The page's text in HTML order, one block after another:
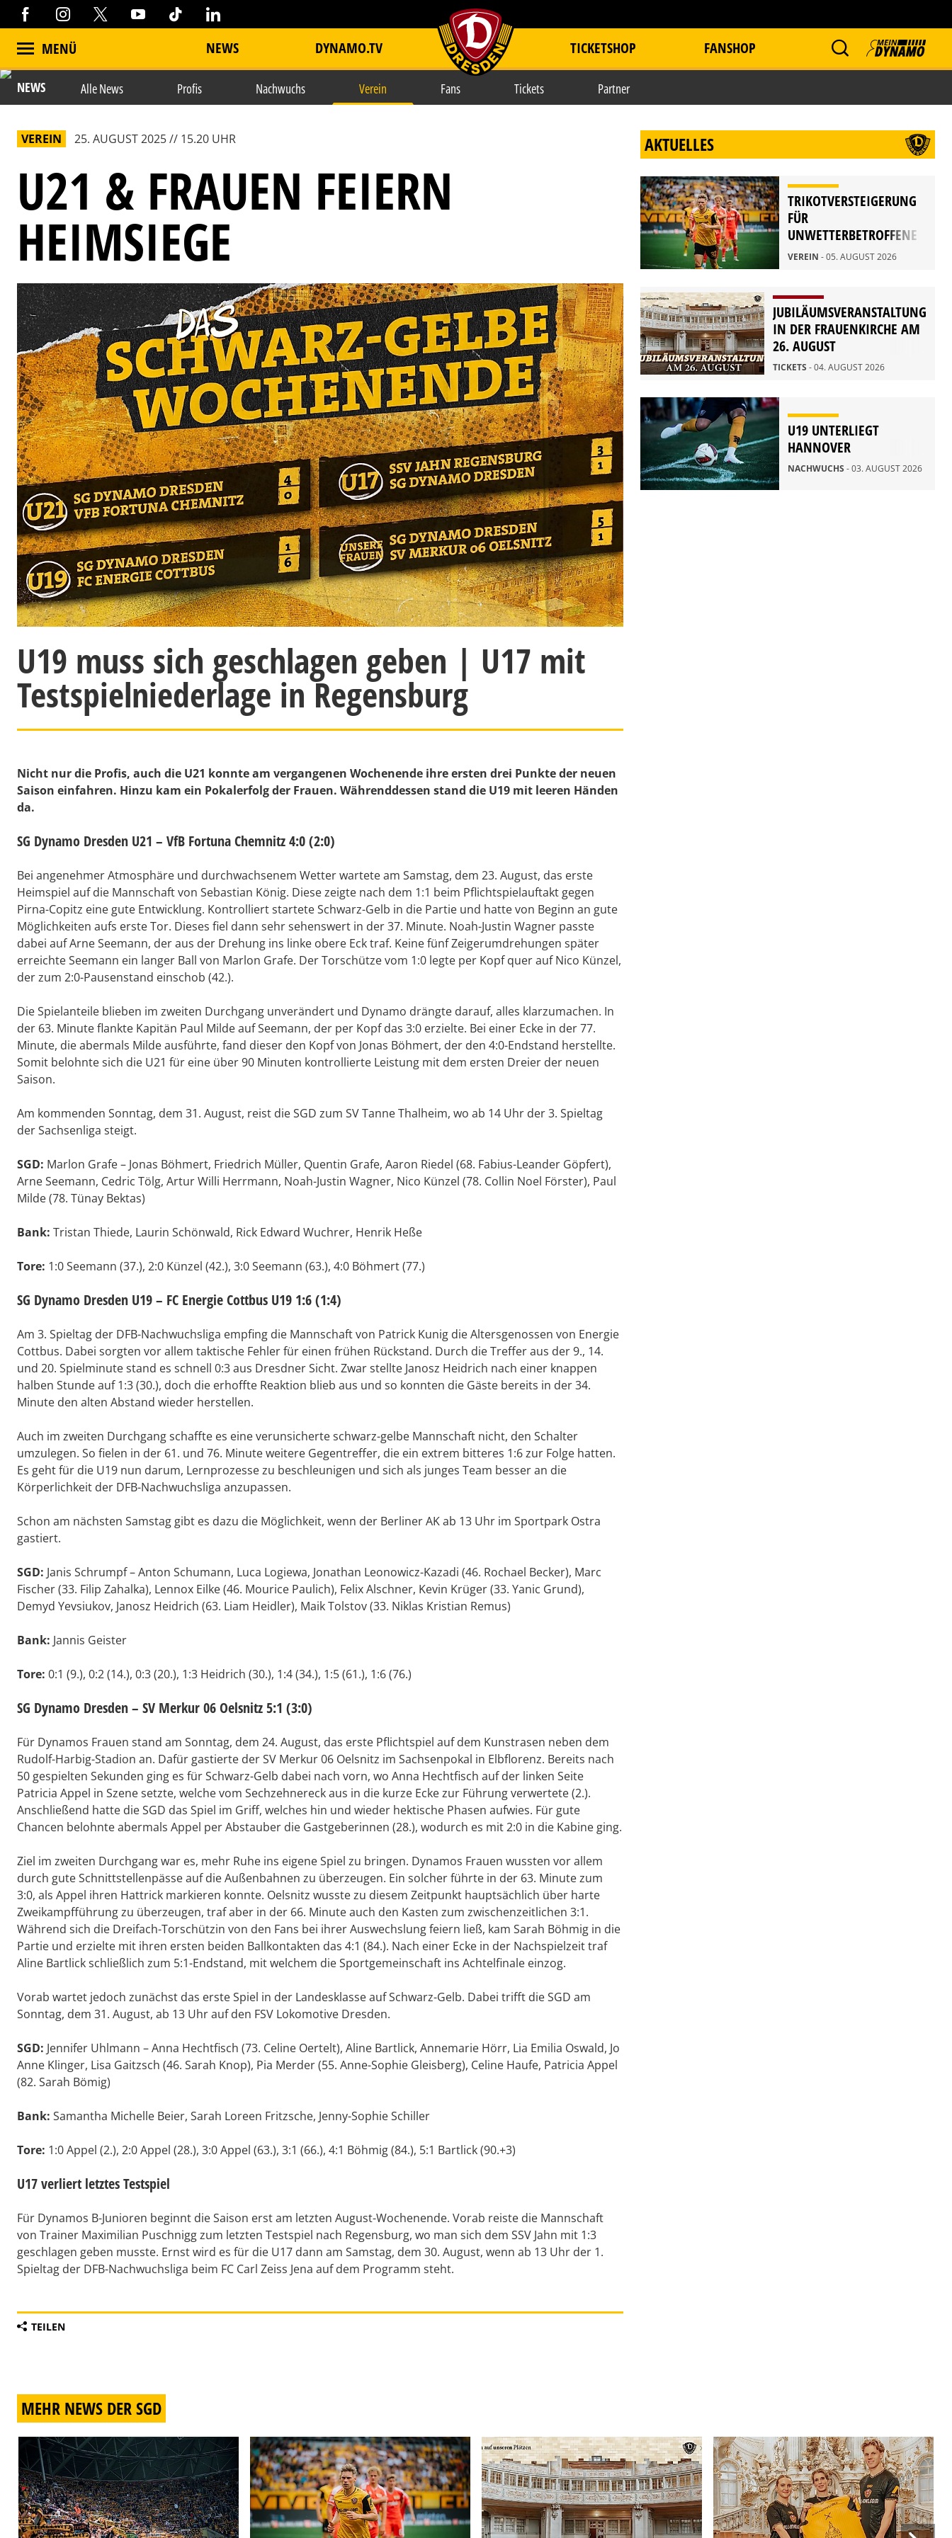
MENÜ NEWS DYNAMO.TV item.title TICKETSHOP FANSHOP
NEWS Alle News Profis Nachwuchs Verein Fans Tickets Partner
VEREIN 25. AUGUST 2025 // 15.20 UHR
U21 & FRAUEN FEIERN
HEIMSIEGE
U19 muss sich geschlagen geben | U17 mit
Testspielniederlage in Regensburg
Nicht nur die Profis, auch die U21 konnte am vergangenen Wochenende ihre ersten drei Punkte der neuen
Saison einfahren. Hinzu kam ein Pokalerfolg der Frauen. Währenddessen stand die U19 mit leeren Händen
da.
SG Dynamo Dresden U21 – VfB Fortuna Chemnitz 4:0 (2:0)
Bei angenehmer Atmosphäre und durchwachsenem Wetter wartete am Samstag, dem 23. August, das erste
Heimspiel auf die Mannschaft von Sebastian König. Diese zeigte nach dem 1:1 beim Pflichtspielauftakt gegen
Pirna-Copitz eine gute Entwicklung. Kontrolliert startete Schwarz-Gelb in die Partie und hatte von Beginn an gute
Möglichkeiten aufs erste Tor. Dieses fiel dann sehr sehenswert in der 37. Minute. Noah-Justin Wagner passte
dabei auf Arne Seemann, der aus der Drehung ins linke obere Eck traf. Keine fünf Zeigerumdrehungen später
erreichte Seemann ein langer Ball von Marlon Grafe. Der Torschütze vom 1:0 legte per Kopf quer auf Nico Künzel,
der zum 2:0-Pausenstand einschob (42.).
Die Spielanteile blieben im zweiten Durchgang unverändert und Dynamo drängte darauf, alles klarzumachen. In
der 63. Minute flankte Kapitän Paul Milde auf Seemann, der per Kopf das 3:0 erzielte. Bei einer Ecke in der 77.
Minute, die abermals Milde ausführte, fand dieser den Kopf von Jonas Böhmert, der den 4:0-Endstand herstellte.
Somit belohnte sich die U21 für eine über 90 Minuten kontrollierte Leistung mit dem ersten Dreier der neuen
Saison.
Am kommenden Sonntag, dem 31. August, reist die SGD zum SV Tanne Thalheim, wo ab 14 Uhr der 3. Spieltag
der Sachsenliga steigt.
SGD: Marlon Grafe – Jonas Böhmert, Friedrich Müller, Quentin Grafe, Aaron Riedel (68. Fabius-Leander Göpfert),
Arne Seemann, Cedric Tölg, Artur Willi Herrmann, Noah-Justin Wagner, Nico Künzel (78. Collin Noel Förster), Paul
Milde (78. Tünay Bektas)
Bank: Tristan Thiede, Laurin Schönwald, Rick Edward Wuchrer, Henrik Heße
Tore: 1:0 Seemann (37.), 2:0 Künzel (42.), 3:0 Seemann (63.), 4:0 Böhmert (77.)
SG Dynamo Dresden U19 – FC Energie Cottbus U19 1:6 (1:4)
Am 3. Spieltag der DFB-Nachwuchsliga empfing die Mannschaft von Patrick Kunig die Altersgenossen von Energie
Cottbus. Dabei sorgten vor allem taktische Fehler für einen frühen Rückstand. Durch die Treffer aus der 9., 14.
und 20. Spielminute stand es schnell 0:3 aus Dresdner Sicht. Zwar stellte Janosz Heidrich nach einer knappen
halben Stunde auf 1:3 (30.), doch die erhoffte Reaktion blieb aus und so konnten die Gäste bereits in der 34.
Minute den alten Abstand wieder herstellen.
Auch im zweiten Durchgang schaffte es eine verunsicherte schwarz-gelbe Mannschaft nicht, den Schalter
umzulegen. So fielen in der 61. und 76. Minute weitere Gegentreffer, die ein extrem bitteres 1:6 zur Folge hatten.
Es geht für die U19 nun darum, Lernprozesse zu beschleunigen und sich als junges Team besser an die
Körperlichkeit der DFB-Nachwuchsliga anzupassen.
Schon am nächsten Samstag gibt es dazu die Möglichkeit, wenn der Berliner AK ab 13 Uhr im Sportpark Ostra
gastiert.
SGD: Janis Schrumpf – Anton Schumann, Luca Logiewa, Jonathan Leonowicz-Kazadi (46. Rochael Becker), Marc
Fischer (33. Filip Zahalka), Lennox Eilke (46. Mourice Paulich), Felix Alschner, Kevin Krüger (33. Yanic Grund),
Demyd Yevsiukov, Janosz Heidrich (63. Liam Heidler), Maik Tolstov (33. Niklas Kristian Remus)
Bank: Jannis Geister
Tore: 0:1 (9.), 0:2 (14.), 0:3 (20.), 1:3 Heidrich (30.), 1:4 (34.), 1:5 (61.), 1:6 (76.)
SG Dynamo Dresden – SV Merkur 06 Oelsnitz 5:1 (3:0)
Für Dynamos Frauen stand am Sonntag, dem 24. August, das erste Pflichtspiel auf dem Kunstrasen neben dem
Rudolf-Harbig-Stadion an. Dafür gastierte der SV Merkur 06 Oelsnitz im Sachsenpokal in Elbflorenz. Bereits nach
50 gespielten Sekunden ging es für Schwarz-Gelb dabei nach vorn, wo Anna Hechtfisch auf der linken Seite
Patricia Appel in Szene setzte, welche vom Sechzehnereck aus in die kurze Ecke zur Führung verwertete (2.).
Anschließend hatte die SGD das Spiel im Griff, welches hin und wieder hektische Phasen aufwies. Für gute
Chancen belohnte abermals Appel per Abstauber die Gastgeberinnen (28.), wodurch es mit 2:0 in die Kabine ging.
Ziel im zweiten Durchgang war es, mehr Ruhe ins eigene Spiel zu bringen. Dynamos Frauen wussten vor allem
durch gute Schnittstellenpässe auf die Außenbahnen zu überzeugen. Ein solcher führte in der 63. Minute zum
3:0, als Appel ihren Hattrick markieren konnte. Oelsnitz wusste zu diesem Zeitpunkt hauptsächlich über harte
Zweikampfführung zu überzeugen, traf aber in der 66. Minute auch den Kasten zum zwischenzeitlichen 3:1.
Während sich die Dreifach-Torschützin von den Fans bei ihrer Auswechslung feiern ließ, kam Sarah Böhmig in die
Partie und erzielte mit ihren ersten beiden Ballkontakten das 4:1 (84.). Nach einer Ecke in der Nachspielzeit traf
Aline Bartlick schließlich zum 5:1-Endstand, mit welchem die Sportgemeinschaft ins Achtelfinale einzog.
Vorab wartet jedoch zunächst das erste Spiel in der Landesklasse auf Schwarz-Gelb. Dabei trifft die SGD am
Sonntag, dem 31. August, ab 13 Uhr auf den FSV Lokomotive Dresden.
SGD: Jennifer Uhlmann – Anna Hechtfisch (73. Celine Oertelt), Aline Bartlick, Annemarie Hörr, Lia Emilia Oswald, Jo
Anne Klinger, Lisa Gaitzsch (46. Sarah Knop), Pia Merder (55. Anne-Sophie Gleisberg), Celine Haufe, Patricia Appel
(82. Sarah Bömig)
Bank: Samantha Michelle Beier, Sarah Loreen Fritzsche, Jenny-Sophie Schiller
Tore: 1:0 Appel (2.), 2:0 Appel (28.), 3:0 Appel (63.), 3:1 (66.), 4:1 Böhmig (84.), 5:1 Bartlick (90.+3)
U17 verliert letztes Testspiel
Für Dynamos B-Junioren beginnt die Saison erst am letzten August-Wochenende. Vorab reiste die Mannschaft
von Trainer Maximilian Puschnigg zum letzten Testspiel nach Regensburg, wo man sich dem SSV Jahn mit 1:3
geschlagen geben musste. Ernst wird es für die U17 dann am Samstag, dem 30. August, wenn ab 13 Uhr der 1.
Spieltag der DFB-Nachwuchsliga beim FC Carl Zeiss Jena auf dem Programm steht.
TEILEN
AKTUELLES
TRIKOTVERSTEIGERUNG
FÜR
UNWETTERBETROFFENE
IN RATHEN
VEREIN - 05. AUGUST 2026
JUBILÄUMSVERANSTALTUNG
IN DER FRAUENKIRCHE AM
26. AUGUST
TICKETS - 04. AUGUST 2026
U19 UNTERLIEGT
HANNOVER
NACHWUCHS - 03. AUGUST 2026
MEHR NEWS DER SGD